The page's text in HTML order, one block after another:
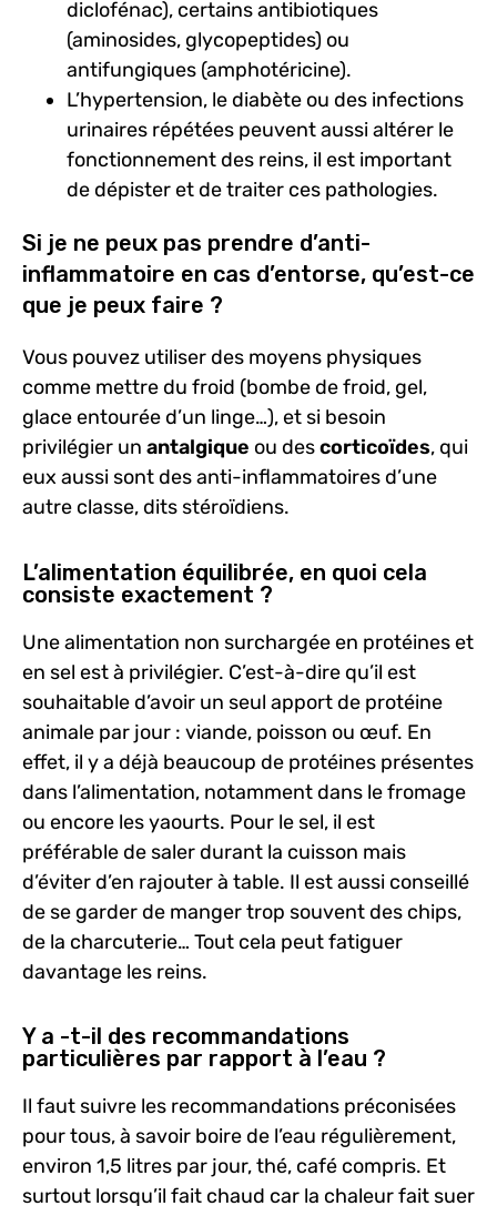
diclofénac), certains antibiotiques
(aminosides, glycopeptides) ou
antifungiques (amphotéricine).
L’hypertension, le diabète ou des infections
urinaires répétées peuvent aussi altérer le
fonctionnement des reins, il est important
de dépister et de traiter ces pathologies.
Si je ne peux pas prendre d’anti-
inflammatoire en cas d’entorse, qu’est-ce
que je peux faire ?
Vous pouvez utiliser des moyens physiques
comme mettre du froid (bombe de froid, gel,
glace entourée d’un linge…), et si besoin
privilégier un antalgique ou descorticoïdes, qui
eux aussi sont des anti-inflammatoires d’une
autre classe, dits stéroïdiens.
L’alimentation équilibrée, en quoi cela
consiste exactement ?
Une alimentation non surchargée en protéines et
en sel est à privilégier. C’est-à-dire qu’il est
souhaitable d’avoir un seul apport de protéine
animale par jour : viande, poisson ou œuf. En
effet, il y a déjà beaucoup de protéines présentes
dans l’alimentation, notamment dans le fromage
ou encore les yaourts. Pour le sel, il est
préférable de saler durant la cuisson mais
d’éviter d’en rajouter à table. Il est aussi conseillé
de se garder de manger trop souvent des chips,
de la charcuterie… Tout cela peut fatiguer
davantage les reins.
Y a -t-il des recommandations
particulières par rapport à l’eau ?
Il faut suivre les recommandations préconisées
pour tous, à savoir boire de l’eau régulièrement,
environ 1,5 litres par jour, thé, café compris. Et
surtout lorsqu’il fait chaud car la chaleur fait suer